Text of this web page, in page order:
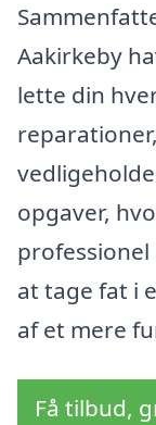
Aakirkeby
lette din
opgaver,
professionel
at tage fat i
af et mere
Få tilbud,